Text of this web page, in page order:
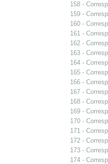
158 -
159 -
160 -
161 -
162 -
163 -
164 -
165 -
166 -
167 -
168 -
169 -
170 -
171 -
172 -
173 -
174 -